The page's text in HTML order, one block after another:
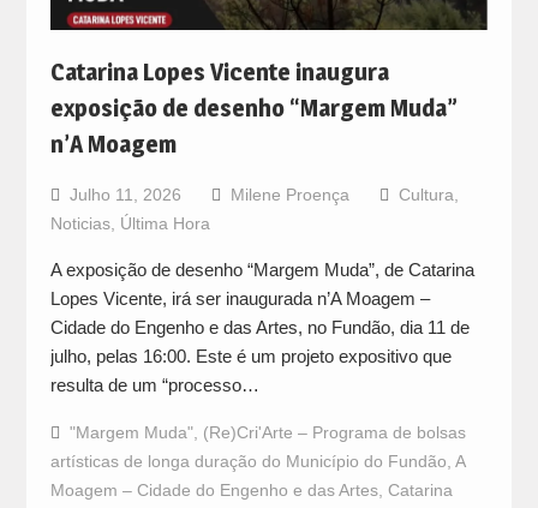
Catarina Lopes Vicente inaugura
exposição de desenho “Margem Muda”
n’A Moagem
Julho 11, 2026 Milene Proença Cultura,
Noticias, Última Hora
A exposição de desenho “Margem Muda”, de Catarina
Lopes Vicente, irá ser inaugurada n’A Moagem –
Cidade do Engenho e das Artes, no Fundão, dia 11 de
julho, pelas 16:00. Este é um projeto expositivo que
resulta de um “processo…
"Margem Muda", (Re)Cri'Arte – Programa de bolsas
artísticas de longa duração do Município do Fundão, A
Moagem – Cidade do Engenho e das Artes, Catarina